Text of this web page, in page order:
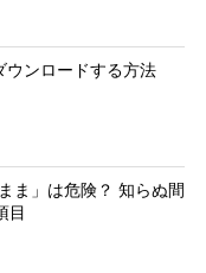
ウンロードする方法
ま」は危険？ 知らぬ間
目